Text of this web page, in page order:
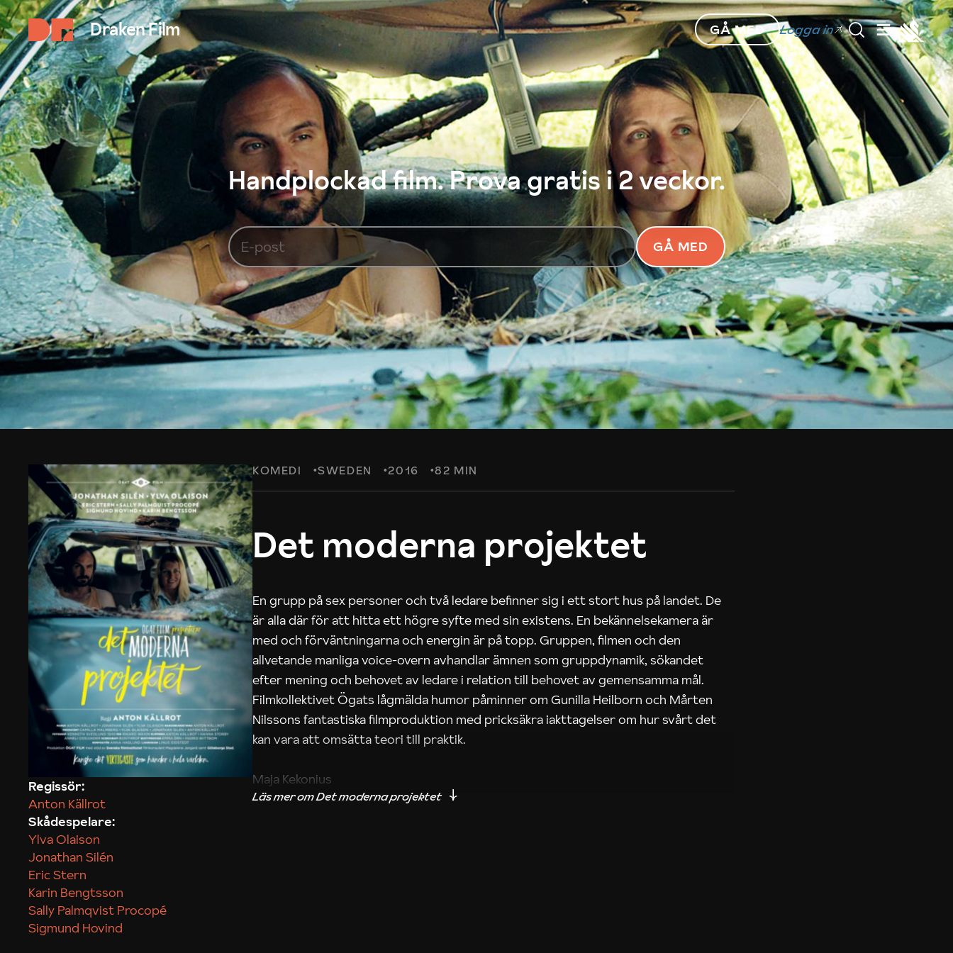
Draken Film GÅ MED Logga in
Handplockad film. Prova gratis i 2 veckor.
GÅ MED
KOMEDI SWEDEN 2016 82 MIN
Det moderna projektet
En grupp på sex personer och två ledare befinner sig i ett stort hus på landet. De
är alla där för att hitta ett högre syfte med sin existens. En bekännelsekamera är
med och förväntningarna och energin är på topp. Gruppen, filmen och den
allvetande manliga voice-overn avhandlar ämnen som gruppdynamik, sökandet
efter mening och behovet av ledare i relation till behovet av gemensamma mål.
Filmkollektivet Ögats lågmälda humor påminner om Gunilla Heilborn och Mårten
Nilssons fantastiska filmproduktion med pricksäkra iakttagelser om hur svårt det
kan vara att omsätta teori till praktik.
Maja Kekonius
Regissör:
Anton Källrot
Skådespelare:
Ylva Olaison
Jonathan Silén
Eric Stern
Karin Bengtsson
Sally Palmqvist Procopé
Sigmund Hovind